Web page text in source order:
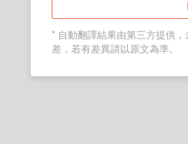
* 自動翻譯結果由第三方提供
差，若有差異請以原文為準。